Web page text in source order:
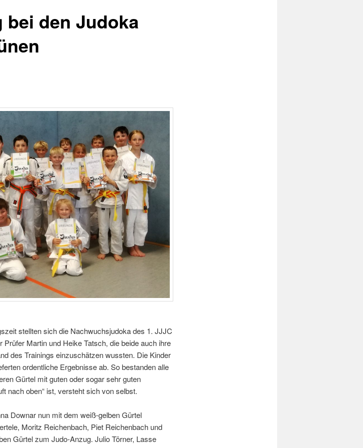
den Judoka
stellten sich die Nachwuchsjudoka des 1. JJJC
Martin und Heike Tatsch, die beide auch ihre
des Trainings einzuschätzen wussten. Die Kinder
ordentliche Ergebnisse ab. So bestanden alle
Gürtel mit guten oder sogar sehr guten
nach oben“ ist, versteht sich von selbst.
Downar nun mit dem weiß-gelben Gürtel
Moritz Reichenbach, Piet Reichenbach und
Gürtel zum Judo-Anzug. Julio Törner, Lasse